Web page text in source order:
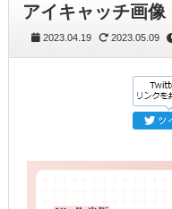
アイキャッチ画像
2023.04.19 2023.05.09